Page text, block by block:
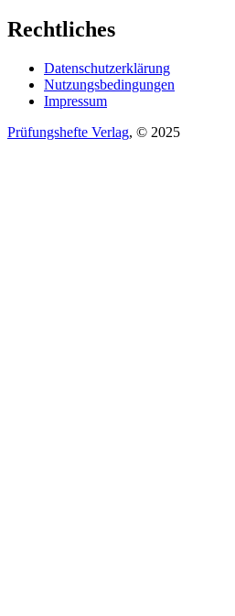
Rechtliches
Datenschutzerklärung
Nutzungsbedingungen
Impressum
Prüfungshefte Verlag, © 2025